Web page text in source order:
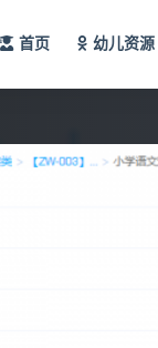
首页 幼儿资源